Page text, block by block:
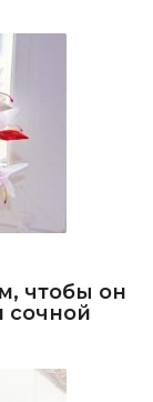
чтобы он